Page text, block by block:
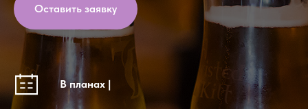
Оставить заявку
В планах |